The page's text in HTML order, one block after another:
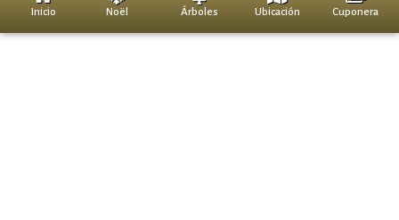
Inicio Noël Árboles Ubicación Cuponera